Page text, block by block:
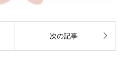
次の記事 